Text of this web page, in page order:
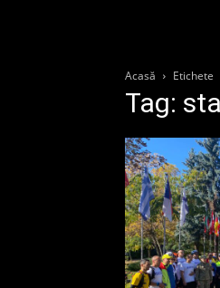
Acasă Etichete
Tag: